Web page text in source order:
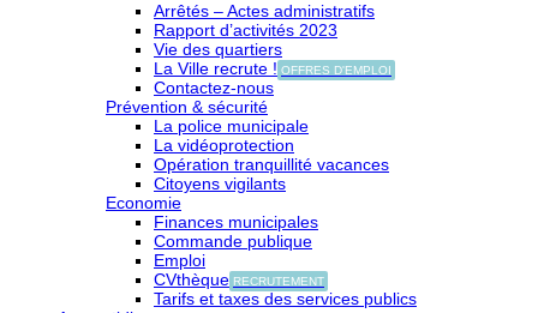
Arrêtés – Actes administratifs
Rapport d’activités 2023
Vie des quartiers
La Ville recrute ! OFFRES D'EMPLOI
Contactez-nous
Prévention & sécurité
La police municipale
La vidéoprotection
Opération tranquillité vacances
Citoyens vigilants
Economie
Finances municipales
Commande publique
Emploi
CVthèque RECRUTEMENT
Tarifs et taxes des services publics